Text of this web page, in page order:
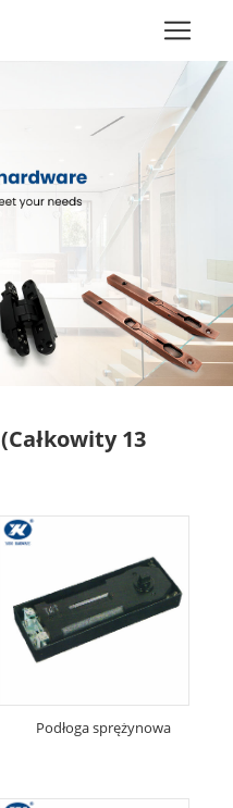
(Całkowity 13
Podłoga sprężynowa